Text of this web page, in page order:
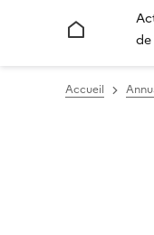
Accueil
Accueil